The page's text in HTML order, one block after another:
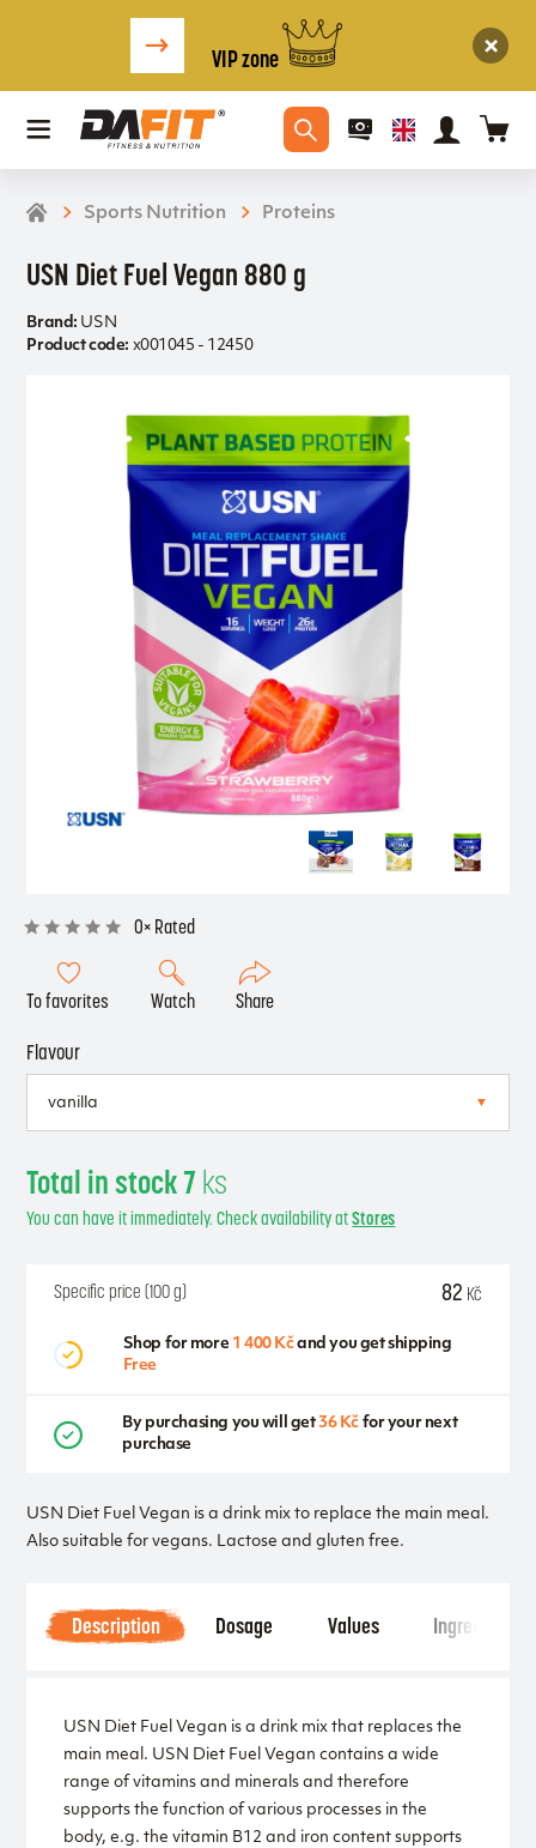
VIP zone
Sports Nutrition Proteins
USN Diet Fuel Vegan 880 g
0× Rated
To favorites Watch Share
Brand: USN
Product code: x001045 - 12450
USN Diet Fuel Vegan is a drink mix to replace the main meal.
Also suitable for vegans. Lactose and gluten free.
Flavour
Total in stock 7ks
You can have it immediately. Check availability atStores
Specific price (100 g) 82 Kč
Shop for more 1 400 Kčand you get shipping
Free
By purchasing you will get36 Kč for your next
purchase
Description Dosage Values Ingredients
USN Diet Fuel Vegan is a drink mix that replaces the
main meal. USN Diet Fuel Vegan contains a wide
range of vitamins and minerals and therefore
supports the function of various processes in the
body, e.g. the vitamin B12 and iron content supports